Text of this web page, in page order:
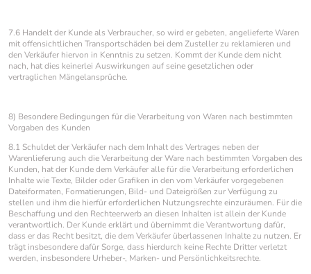
7.6 Handelt der Kunde als Verbraucher, so wird er gebeten, angelieferte Waren
mit offensichtlichen Transportschäden bei dem Zusteller zu reklamieren und
den Verkäufer hiervon in Kenntnis zu setzen. Kommt der Kunde dem nicht
nach, hat dies keinerlei Auswirkungen auf seine gesetzlichen oder
vertraglichen Mängelansprüche.
8) Besondere Bedingungen für die Verarbeitung von Waren nach bestimmten
Vorgaben des Kunden
8.1 Schuldet der Verkäufer nach dem Inhalt des Vertrages neben der
Warenlieferung auch die Verarbeitung der Ware nach bestimmten Vorgaben des
Kunden, hat der Kunde dem Verkäufer alle für die Verarbeitung erforderlichen
Inhalte wie Texte, Bilder oder Grafiken in den vom Verkäufer vorgegebenen
Dateiformaten, Formatierungen, Bild- und Dateigrößen zur Verfügung zu
stellen und ihm die hierfür erforderlichen Nutzungsrechte einzuräumen. Für die
Beschaffung und den Rechteerwerb an diesen Inhalten ist allein der Kunde
verantwortlich. Der Kunde erklärt und übernimmt die Verantwortung dafür,
dass er das Recht besitzt, die dem Verkäufer überlassenen Inhalte zu nutzen. Er
trägt insbesondere dafür Sorge, dass hierdurch keine Rechte Dritter verletzt
werden, insbesondere Urheber-, Marken- und Persönlichkeitsrechte.